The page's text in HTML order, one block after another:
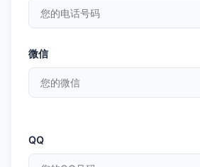
微信
QQ